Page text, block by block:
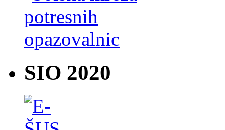
SIO 2020